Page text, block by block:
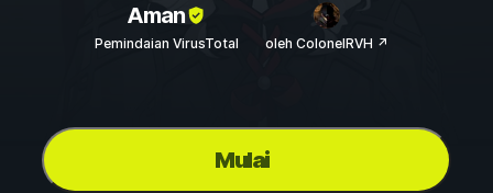
Aman
Pemindaian VirusTotal oleh ColonelRVH ↗
Mulai